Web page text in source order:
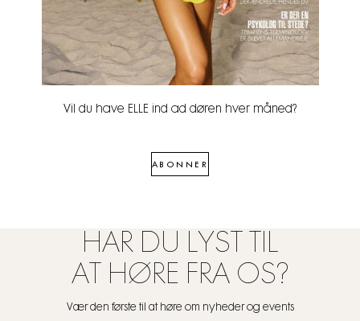
Vil du have ELLE ind ad døren hver måned?
ABONNER
HAR DU LYST TIL
AT HØRE FRA OS?
Vær den første til at høre om nyheder og events